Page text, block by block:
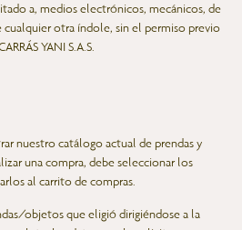
a, medios electrónicos, mecánicos, de
otra índole, sin el permiso previo
YANI S.A.S.
nuestro catálogo actual de prendas y
una compra, debe seleccionar los
al carrito de compras.
objetos que eligió dirigiéndose a la